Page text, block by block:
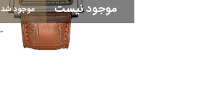
موجود نیست موجود